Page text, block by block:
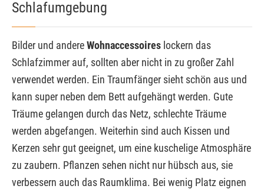
Schlafumgebung
Bilder und andereWohnaccessoires lockern das
Schlafzimmer auf, sollten aber nicht in zu großer Zahl
verwendet werden. Ein Traumfänger sieht schön aus und
kann super neben dem Bett aufgehängt werden. Gute
Träume gelangen durch das Netz, schlechte Träume
werden abgefangen. Weiterhin sind auch Kissen und
Kerzen sehr gut geeignet, um eine kuschelige Atmosphäre
zu zaubern. Pflanzen sehen nicht nur hübsch aus, sie
verbessern auch das Raumklima. Bei wenig Platz eignen